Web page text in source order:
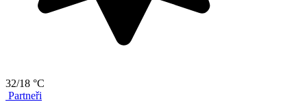
32/18 °C
Partneři